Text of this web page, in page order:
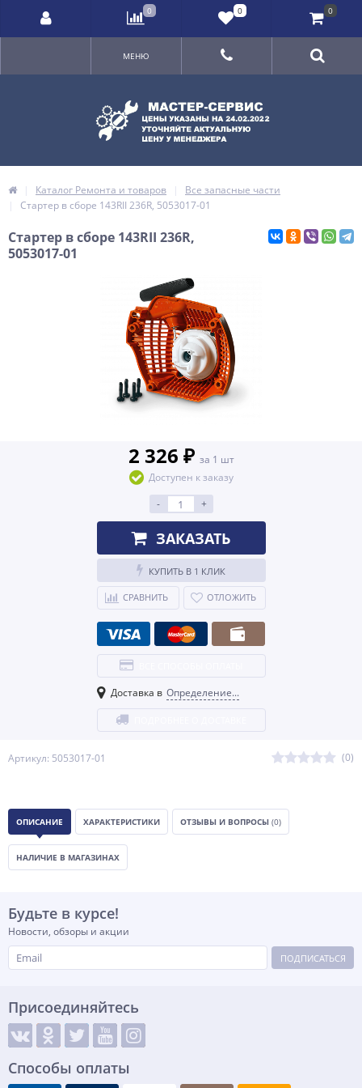
МЕНЮ
Каталог Ремонта и товаров
Все запасные части
Стартер в сборе 143RII 236R, 5053017-01
Стартер в сборе 143RII 236R,
5053017-01
Артикул: 5053017-01 (0)
2 326 ₽ за 1 шт
Доступен к заказу
-
+
ЗАКАЗАТЬ
КУПИТЬ В 1 КЛИК
СРАВНИТЬ ОТЛОЖИТЬ
Доставка в Определение...
ОПИСАНИЕ ХАРАКТЕРИСТИКИ ОТЗЫВЫ И ВОПРОСЫ (0)
НАЛИЧИЕ В МАГАЗИНАХ
Будьте в курсе!
Новости, обзоры и акции
ПОДПИСАТЬСЯ
Присоединяйтесь
Способы оплаты
0 0 0